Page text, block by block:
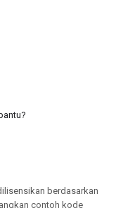
berdasarkan
contoh kode